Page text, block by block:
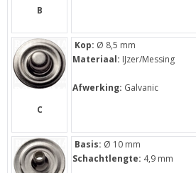
B
C
Kop: Ø 8,5 mm
Materiaal: IJzer/Messing
Afwerking: Galvanic
Basis: Ø 10 mm
Schachtlengte: 4,9 mm